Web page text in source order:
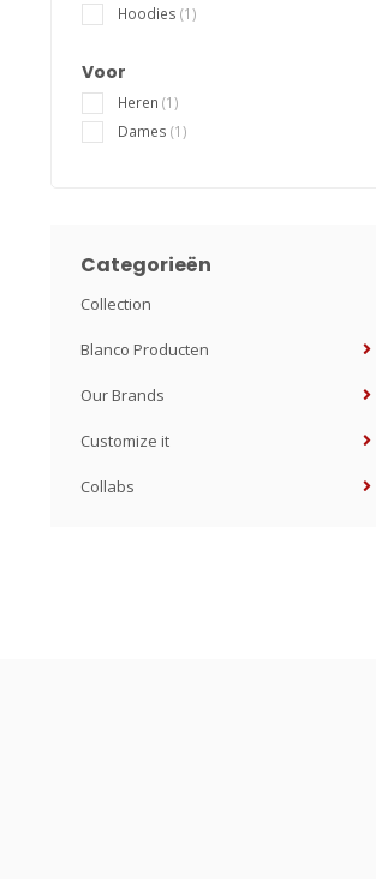
Hoodies (1)
Voor
Heren (1)
Dames (1)
Categorieën
Collection
Blanco Producten
Our Brands
Customize it
Collabs